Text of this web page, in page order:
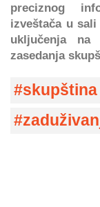
preciznog
izveštača u
uključenja
zasedanja
skupština